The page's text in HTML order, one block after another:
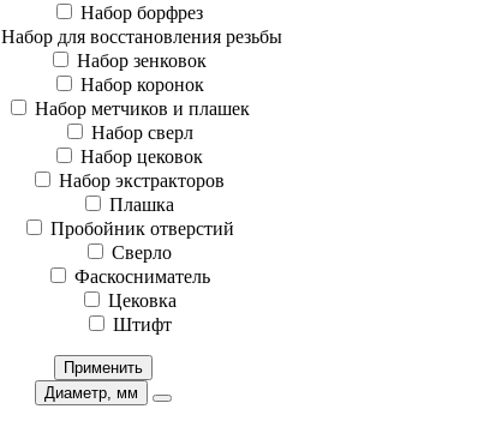
Набор борфрез
Набор для восстановления резьбы
Набор зенковок
Набор коронок
Набор метчиков и плашек
Набор сверл
Набор цековок
Набор экстракторов
Плашка
Пробойник отверстий
Сверло
Фаскосниматель
Цековка
Штифт
Применить
Диаметр, мм